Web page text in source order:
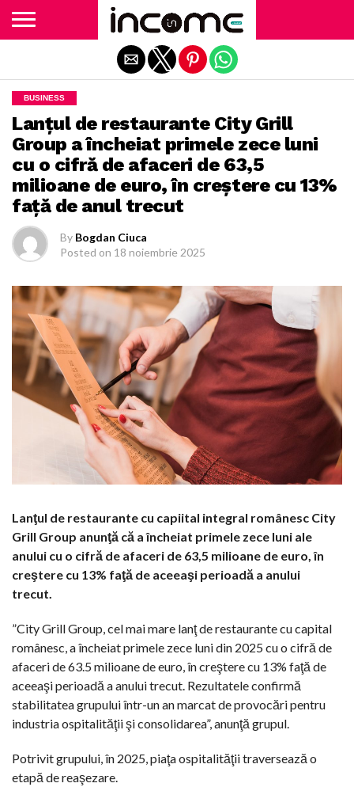
BUSINESS
Lanţul de restaurante City Grill
Group a încheiat primele zece luni
cu o cifră de afaceri de 63,5
milioane de euro, în creştere cu 13%
faţă de anul trecut
By Bogdan Ciuca
Posted on 18 noiembrie 2025
Lanţul de restaurante cu capiital integral românesc City
Grill Group anunţă că a încheiat primele zece luni ale
anului cu o cifră de afaceri de 63,5 milioane de euro, în
creştere cu 13% faţă de aceeaşi perioadă a anului
trecut.
”City Grill Group, cel mai mare lanţ de restaurante cu capital
românesc, a încheiat primele zece luni din 2025 cu o cifră de
afaceri de 63.5 milioane de euro, în creştere cu 13% faţă de
aceeaşi perioadă a anului trecut. Rezultatele confirmă
stabilitatea grupului într-un an marcat de provocări pentru
industria ospitalităţii şi consolidarea”, anunţă grupul.
Potrivit grupului, în 2025, piaţa ospitalităţii traversează o
etapă de reaşezare.
Exit mobile version